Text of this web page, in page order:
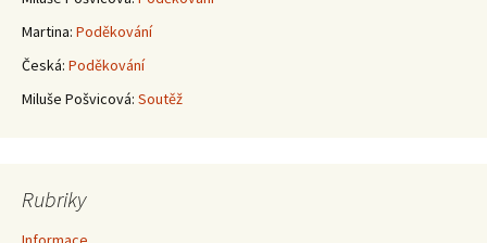
Martina: Poděkování
Česká: Poděkování
Miluše Pošvicová: Soutěž
Rubriky